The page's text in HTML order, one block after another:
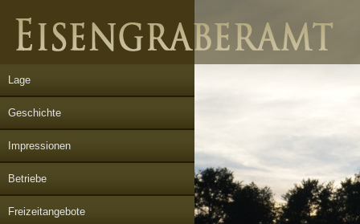
Lage
Geschichte
Impressionen
Betriebe
Freizeitangebote